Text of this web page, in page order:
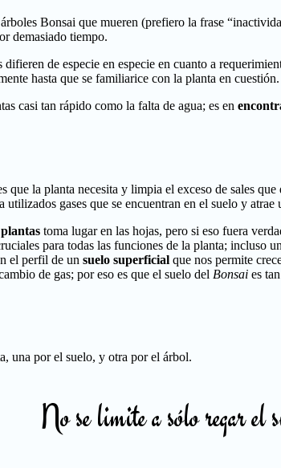
Bonsai que mueren (prefiero la frase
demasiado tiempo.
difieren de especie en especie en cuanto a
hasta que se familiarice con la planta en cuestión.
casi tan rápido como la falta de agua; es en
la planta necesita y limpia el exceso de sales que
gases que se encuentran en el suelo y atrae
toma lugar en las hojas, pero si eso fuera
para todas las funciones de la planta;
el perfil de un suelo superficial que nos permite
de gas; por eso es que el suelo del Bonsai es
una por el suelo, y otra por el árbol.
No se limite a sólo regar el